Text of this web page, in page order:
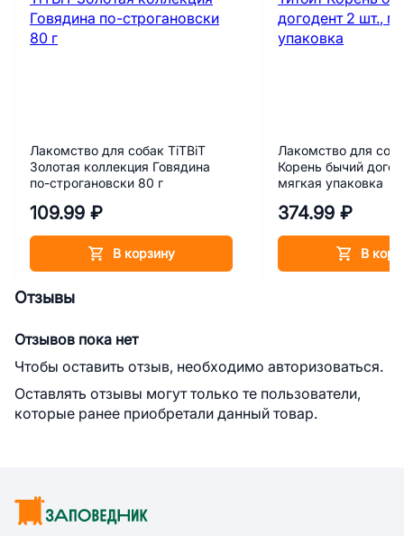
Лакомство для собак TiTBiT
Золотая коллекция Говядина
по-строгановски 80 г
109.99 ₽
В корзину
Лакомство для
Корень бычий
мягкая упаковка
374.99 ₽
В
Отзывы
Отзывов пока нет
Чтобы оставить отзыв, необходимо авторизоваться.
Оставлять отзывы могут только те пользователи,
которые ранее приобретали данный товар.